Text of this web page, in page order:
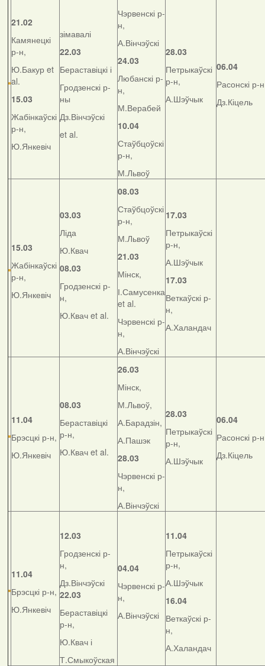
21.02
Камянецкі
р-н,
Ю.Бакур et
al.
15.03
Жабінкаўскі
р-н,
Ю.Янкевіч
зімавалі
22.03
Бераставіцкі і
Гродзенскі р-
ны
Дз.Вінчэўскі
et al.
Чэрвенскі р-
н,
А.Вінчэўскі
24.03
Любанскі р-
н,
М.Верабей
10.04
Стаўбцоўскі
р-н,
М.Львоў
28.03
Петрыкаўскі
р-н,
А.Шэўчык
06.04
Расонскі р-
Дз.Кіцель
15.03
Жабінкаўскі
р-н,
Ю.Янкевіч
03.03
Ліда
Ю.Квач
08.03
Гродзенскі р-
н,
Ю.Квач et al.
08.03
Стаўбцоўскі
р-н,
М.Львоў
21.03
Мінск,
І.Самусенка
et al.
Чэрвенскі р-
н,
А.Вінчэўскі
17.03
Петрыкаўскі
р-н,
А.Шэўчык
17.03
Веткаўскі р-
н,
А.Халандач
11.04
Брэсцкі р-н,
Ю.Янкевіч
08.03
Бераставіцкі
р-н,
Ю.Квач et al.
26.03
Мінск,
М.Львоў,
А.Барадзін,
А.Пашэк
28.03
Чэрвенскі р-
н,
А.Вінчэўскі
28.03
Петрыкаўскі
р-н,
А.Шэўчык
06.04
Расонскі р-
Дз.Кіцель
11.04
Брэсцкі р-н,
Ю.Янкевіч
12.03
Гродзенскі р-
н,
Дз.Вінчэўскі
22.03
Бераставіцкі
р-н,
Ю.Квач і
Т.Смыкоўская
04.04
Чэрвенскі р-
н,
А.Вінчэўскі
11.04
Петрыкаўскі
р-н,
А.Шэўчык
16.04
Веткаўскі р-
н,
А.Халандач